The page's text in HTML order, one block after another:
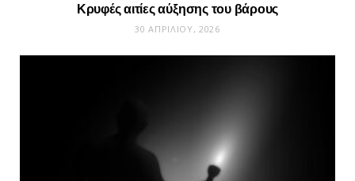
Κρυφές αιτίες αύξησης του βάρους
30 ΑΠΡΙΛΊΟΥ, 2026